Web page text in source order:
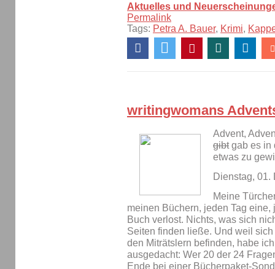
Aktuelles und
Permalink
Tags: Petra A. Bauer, Krimi,
writingwomans
Advent,
gibtgab es in
etwas zu
Dienstag, 01.
Meine
meinen Büchern, jeden Tag
Buch verlost. Nichts, was sich
Seiten finden ließe. Und weil
den Miträtslern befinden, habe
ausgedacht: Wer 20 der 24
Ende bei einer Bücherpaket-